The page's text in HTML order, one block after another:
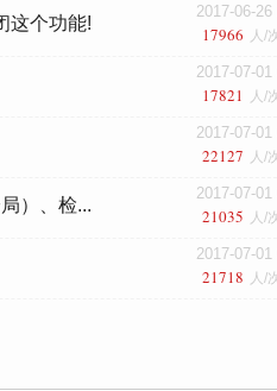
这个功能!
2017-06-
17966 人/
2017-07-
17821 人/
2017-07-
22127 人/
）、检...
2017-07-
21035 人/
2017-07-
21718 人/